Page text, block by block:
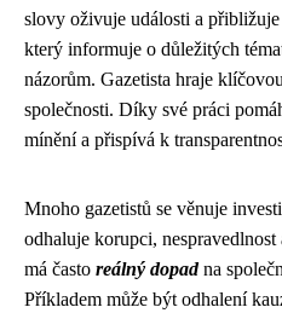
slovy oživuje události a přibližuje
který informuje o důležitých
názorům. Gazetista hraje
společnosti. Díky své práci
mínění a přispívá k
Mnoho gazetistů se věnuje
odhaluje korupci, nespravedlnost
má často reálný dopadna
Příkladem může být odhalení